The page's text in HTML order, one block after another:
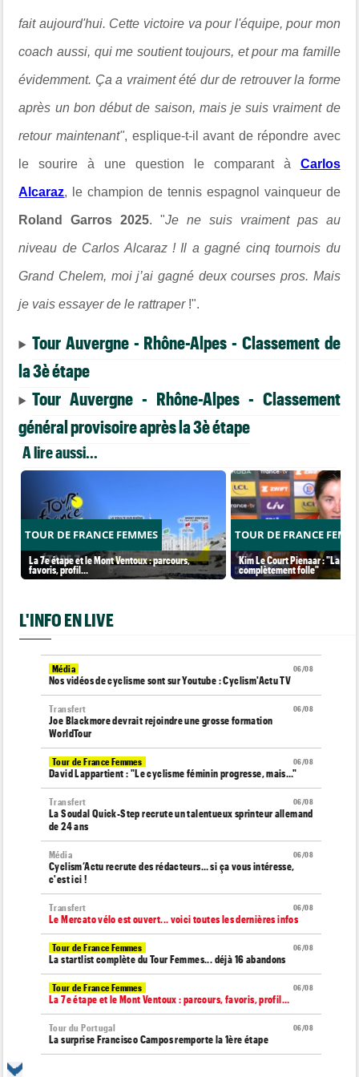
fait aujourd'hui. Cette victoire va pour l'équipe, pour mon
coach aussi, qui me soutient toujours, et pour ma famille
évidemment. Ça a vraiment été dur de retrouver la forme
après un bon début de saison, mais je suis vraiment de
retour maintenant", esplique-t-il avant de répondre avec
le sourire à une question le comparant à Carlos
Alcaraz, le champion de tennis espagnol vainqueur de
Roland Garros 2025. "Je ne suis vraiment pas au
niveau de Carlos Alcaraz ! Il a gagné cinq tournois du
Grand Chelem, moi j’ai gagné deux courses pros. Mais
je vais essayer de le rattraper!".
Tour Auvergne - Rhône-Alpes - Classement de
la 3è étape
Tour Auvergne - Rhône-Alpes - Classement
général provisoire après la 3è étape
A lire aussi...
TOUR DE FRANCE FEMMES
La 7e étape et le Mont Ventoux : parcours,
favoris, profil…
TOUR DE FRANCE
Kim Le Court Pienaar : "La
complètement folle"
L'INFO EN LIVE
06/08
Média
Nos vidéos de cyclisme sont sur Youtube : Cyclism'Actu TV
06/08
Transfert
Joe Blackmore devrait rejoindre une grosse formation
WorldTour
06/08
Tour de France Femmes
David Lappartient : "Le cyclisme féminin progresse, mais…"
06/08
Transfert
La Soudal Quick-Step recrute un talentueux sprinteur allemand
de 24 ans
06/08
Média
Cyclism’Actu recrute des rédacteurs… si ça vous intéresse,
c'est ici !
06/08
Transfert
Le Mercato vélo est ouvert... voici toutes les dernières infos
06/08
Tour de France Femmes
La startlist complète du Tour Femmes... déjà 16 abandons
06/08
Tour de France Femmes
La 7e étape et le Mont Ventoux : parcours, favoris, profil…
06/08
Tour du Portugal
La surprise Francisco Campos remporte la 1ère étape